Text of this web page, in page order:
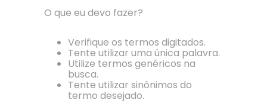
O que eu devo fazer?
Verifique os termos digitados.
Tente utilizar uma única palavra.
Utilize termos genéricos na
busca.
Tente utilizar sinônimos do
termo desejado.